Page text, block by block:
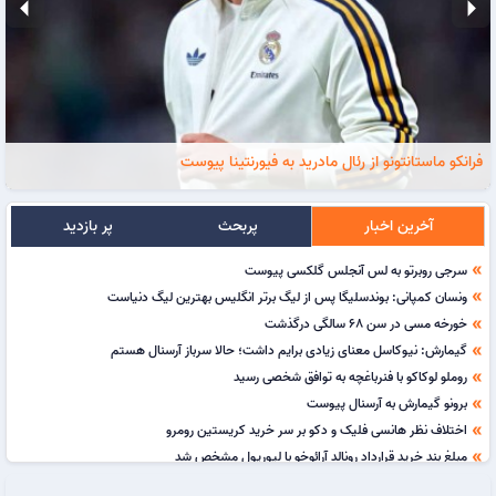
فرانکو ماستانتونو از رئال مادرید به فیورنتینا پیوست
arrow_right
arrow_left
آخرین اخبار پربحث پر بازدید
double_arrow سرجی روبرتو به لس آنجلس گلکسی پیوست
double_arrow ونسان کمپانی: بوندسلیگا پس از لیگ برتر انگلیس بهترین لیگ دنیاست
double_arrow خورخه مسی در سن 68 سالگی درگذشت
double_arrow گیمارش: نیوکاسل معنای زیادی برایم داشت؛ حالا سرباز آرسنال هستم
double_arrow روملو لوکاکو با فنرباغچه به توافق شخصی رسید
double_arrow برونو گیمارش به آرسنال پیوست
double_arrow اختلاف نظر هانسی فلیک و دکو بر سر خرید کریستین رومرو
double_arrow مبلغ بند خرید قرارداد رونالد آرائوخو با لیورپول مشخص شد